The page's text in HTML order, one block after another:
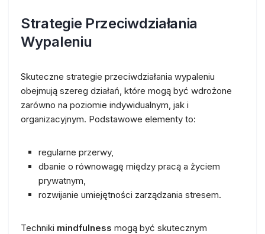
Strategie Przeciwdziałania
Wypaleniu
Skuteczne strategie przeciwdziałania wypaleniu
obejmują szereg działań, które mogą być wdrożone
zarówno na poziomie indywidualnym, jak i
organizacyjnym. Podstawowe elementy to:
regularne przerwy,
dbanie o równowagę między pracą a życiem
prywatnym,
rozwijanie umiejętności zarządzania stresem.
Techniki mindfulness mogą być skutecznym